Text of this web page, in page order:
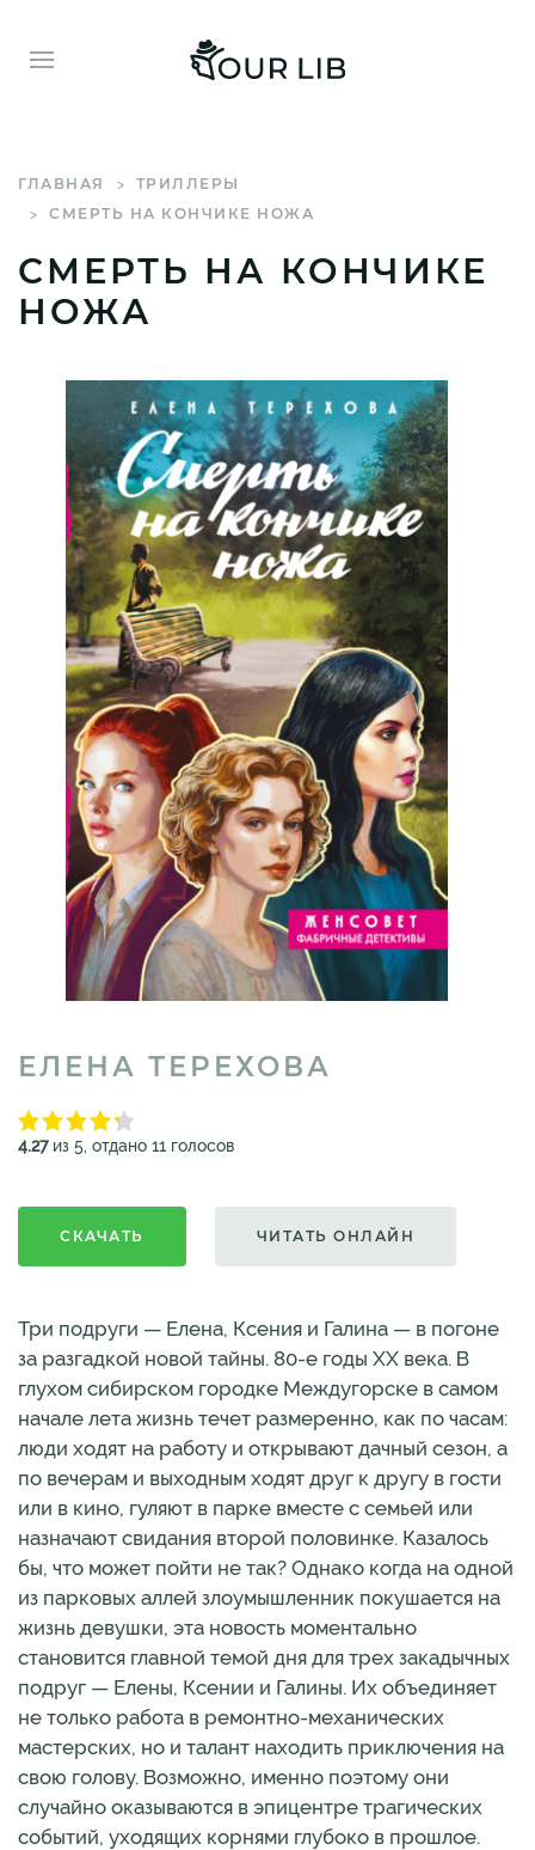
ГЛАВНАЯ
ТРИЛЛЕРЫ
СМЕРТЬ НА КОНЧИКЕ НОЖА
СМЕРТЬ НА КОНЧИКЕ
НОЖА
ЕЛЕНА ТЕРЕХОВА
4.27из 5, отдано 11 голосов
СКАЧАТЬ ЧИТАТЬ ОНЛАЙН
Три подруги — Елена, Ксения и Галина — в погоне
за разгадкой новой тайны. 80-е годы XX века. В
глухом сибирском городке Междугорске в самом
начале лета жизнь течет размеренно, как по часам:
люди ходят на работу и открывают дачный сезон, а
по вечерам и выходным ходят друг к другу в гости
или в кино, гуляют в парке вместе с семьей или
назначают свидания второй половинке. Казалось
бы, что может пойти не так? Однако когда на одной
из парковых аллей злоумышленник покушается на
жизнь девушки, эта новость моментально
становится главной темой дня для трех закадычных
подруг — Елены, Ксении и Галины. Их объединяет
не только работа в ремонтно-механических
мастерских, но и талант находить приключения на
свою голову. Возможно, именно поэтому они
случайно оказываются в эпицентре трагических
событий, уходящих корнями глубоко в прошлое.